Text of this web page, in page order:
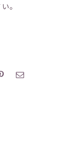
。
Pinterest